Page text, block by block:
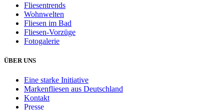
Fliesentrends
Wohnwelten
Fliesen im Bad
Fliesen-Vorzüge
Fotogalerie
ÜBER UNS
Eine starke Initiative
Markenfliesen aus Deutschland
Kontakt
Presse